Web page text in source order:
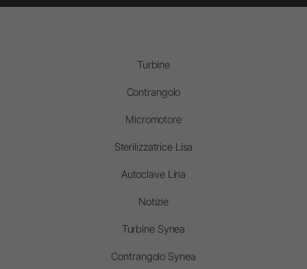
Turbine
Contrangolo
Micromotore
Sterilizzatrice Lisa
Autoclave Lina
Notizie
Turbine Synea
Contrangolo Synea